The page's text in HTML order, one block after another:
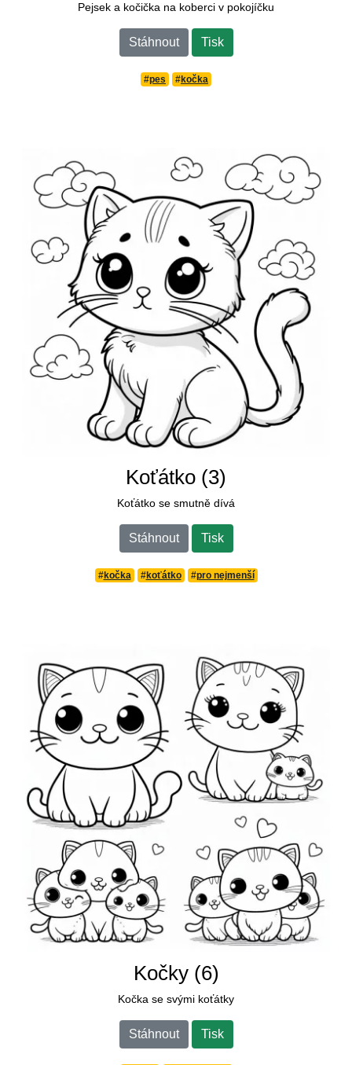
Pejsek a kočička na koberci v pokojíčku
Stáhnout Tisk
#pes #kočka
Koťátko (3)
Koťátko se smutně dívá
Stáhnout Tisk
#kočka #koťátko #pro nejmenší
Kočky (6)
Kočka se svými koťátky
Stáhnout Tisk